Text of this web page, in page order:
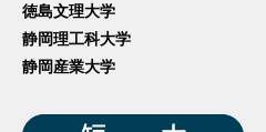
徳島文理大学
静岡理工科大学
静岡産業大学